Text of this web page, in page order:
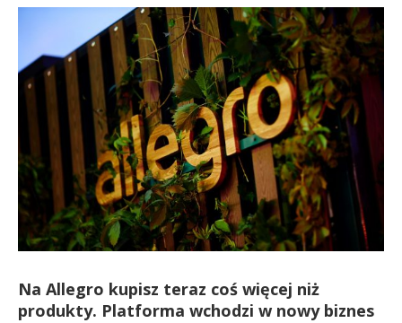
Na Allegro kupisz teraz coś więcej niż
produkty. Platforma wchodzi w nowy biznes